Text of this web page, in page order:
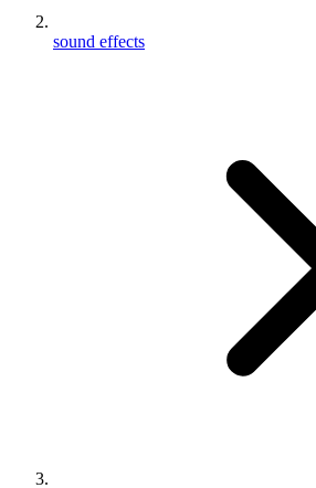
sound effects